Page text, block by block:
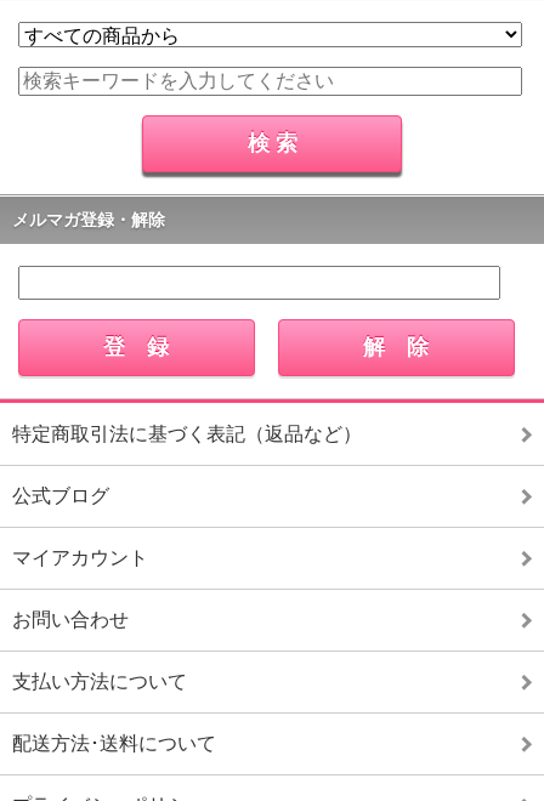
メルマガ登録・解除
特定商取引法に基づく表記（返品など）
公式ブログ
マイアカウント
お問い合わせ
支払い方法について
配送方法･送料について